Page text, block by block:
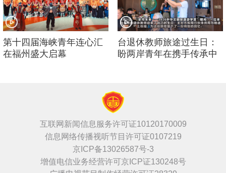
第十四届海峡青年连心汇
在福州盛大启幕
台退休教师旅途过生日：
盼两岸青年在携手传承中
互联网新闻信息服务许可证10120170009
信息网络传播视听节目许可证0107219
京ICP备13026587号-3
增值电信业务经营许可京ICP证130248号